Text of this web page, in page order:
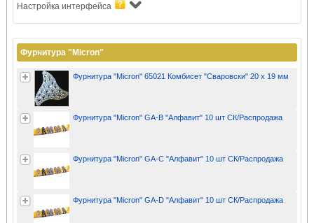
Настройка интерфейса
Фурнитура "Micron"
Фурнитура "Micron" 65021 Комбисет "Сваровски" 20 x 19 мм
Фурнитура "Micron" GA-B "Алфавит" 10 шт СК/Распродажа
Фурнитура "Micron" GA-C "Алфавит" 10 шт СК/Распродажа
Фурнитура "Micron" GA-D "Алфавит" 10 шт СК/Распродажа